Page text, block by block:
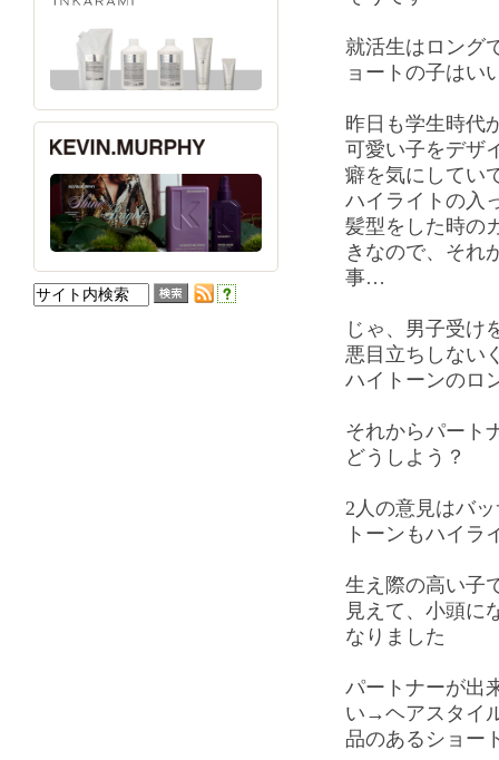
就活生はロング
ョートの子はい
昨日も学生時代
可愛い子をデザ
癖を気にしてい
ハイライトの入
髪型をした時の
きなので、それ
事…
じゃ、男子受け
悪目立ちしない
ハイトーンのロ
それからパート
どうしよう？
2人の意見はバ
トーンもハイ
生え際の高い子
見えて、小頭
なりました
パートナーが出
い→ヘアスタイ
品のあるショー